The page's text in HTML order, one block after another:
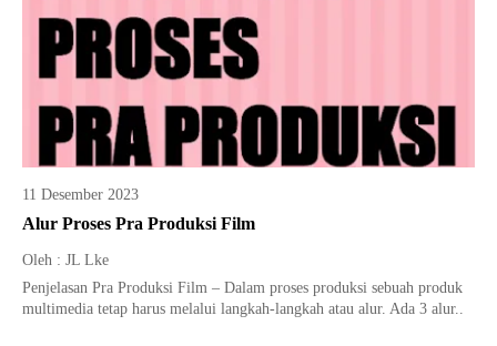
11 Desember 2023
Alur Proses Pra Produksi Film
Oleh : JL Lke
Penjelasan Pra Produksi Film – Dalam proses produksi sebuah produk
multimedia tetap harus melalui langkah-langkah atau alur. Ada 3 alur..